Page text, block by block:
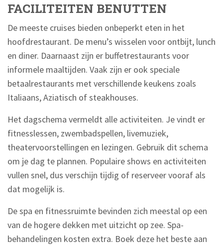
FACILITEITEN BENUTTEN
De meeste cruises bieden onbeperkt eten in het
hoofdrestaurant. De menu’s wisselen voor ontbijt, lunch
en diner. Daarnaast zijn er buffetrestaurants voor
informele maaltijden. Vaak zijn er ook speciale
betaalrestaurants met verschillende keukens zoals
Italiaans, Aziatisch of steakhouses.
Het dagschema vermeldt alle activiteiten. Je vindt er
fitnesslessen, zwembadspellen, livemuziek,
theatervoorstellingen en lezingen. Gebruik dit schema
om je dag te plannen. Populaire shows en activiteiten
vullen snel, dus verschijn tijdig of reserveer vooraf als
dat mogelijk is.
De spa en fitnessruimte bevinden zich meestal op een
van de hogere dekken met uitzicht op zee. Spa-
behandelingen kosten extra. Boek deze het beste aan